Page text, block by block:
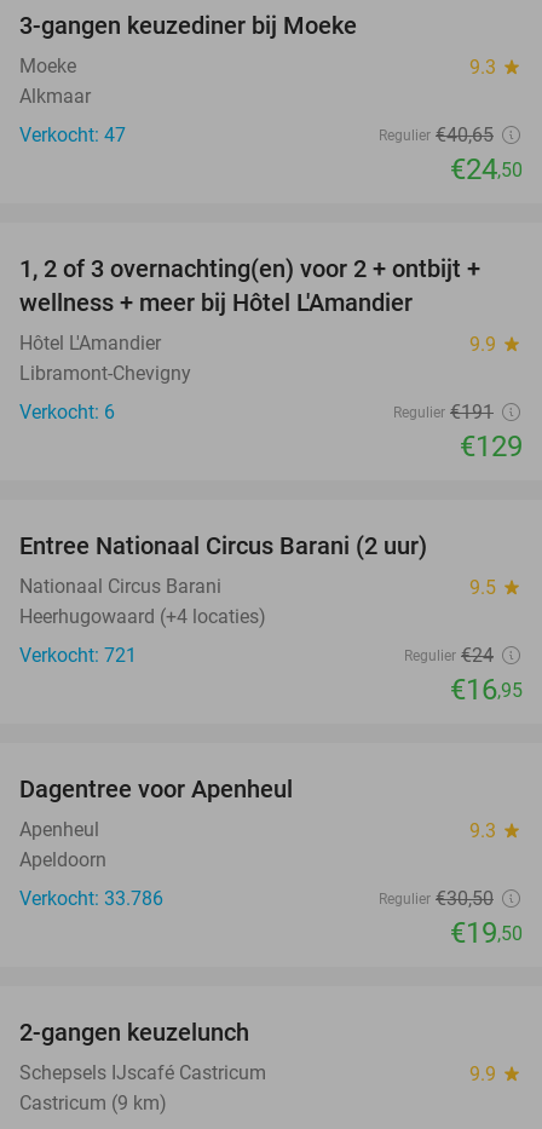
3-gangen keuzediner bij Moeke
Moeke 9.3 star
Alkmaar
Verkocht: 47
Regulier €40,65
€24,50
32%
TODAY
1, 2 of 3 overnachting(en) voor 2 + ontbijt +
wellness + meer bij Hôtel L'Amandier
Hôtel L'Amandier 9.9 star
Libramont-Chevigny
Verkocht: 6
Regulier €191
€129
Entree Nationaal Circus Barani (2 uur)
Nationaal Circus Barani 9.5 star
Heerhugowaard (+4 locaties)
Verkocht: 721
Regulier €24
€16,95
Dagentree voor Apenheul
Apenheul 9.3 star
Apeldoorn
Verkocht: 33.786
Regulier €30,50
€19,50
2-gangen keuzelunch
Schepsels IJscafé Castricum 9.9 star
Castricum (9 km)